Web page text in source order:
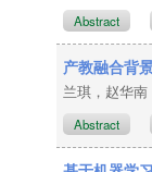
Abstract
产教融合背
兰琪，赵华南
Abstract